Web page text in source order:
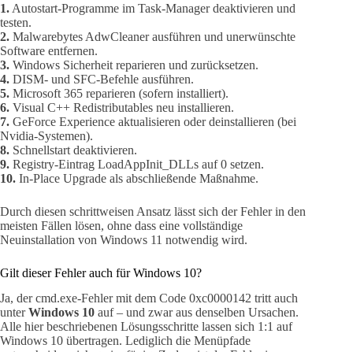
1. Autostart-Programme im Task-Manager deaktivieren und
testen.
2. Malwarebytes AdwCleaner ausführen und unerwünschte
Software entfernen.
3. Windows Sicherheit reparieren und zurücksetzen.
4. DISM- und SFC-Befehle ausführen.
5. Microsoft 365 reparieren (sofern installiert).
6. Visual C++ Redistributables neu installieren.
7. GeForce Experience aktualisieren oder deinstallieren (bei
Nvidia-Systemen).
8. Schnellstart deaktivieren.
9. Registry-Eintrag LoadAppInit_DLLs auf 0 setzen.
10. In-Place Upgrade als abschließende Maßnahme.
Durch diesen schrittweisen Ansatz lässt sich der Fehler in den
meisten Fällen lösen, ohne dass eine vollständige
Neuinstallation von Windows 11 notwendig wird.
Gilt dieser Fehler auch für Windows 10?
Ja, der cmd.exe-Fehler mit dem Code 0xc0000142 tritt auch
unterWindows 10 auf – und zwar aus denselben Ursachen.
Alle hier beschriebenen Lösungsschritte lassen sich 1:1 auf
Windows 10 übertragen. Lediglich die Menüpfade